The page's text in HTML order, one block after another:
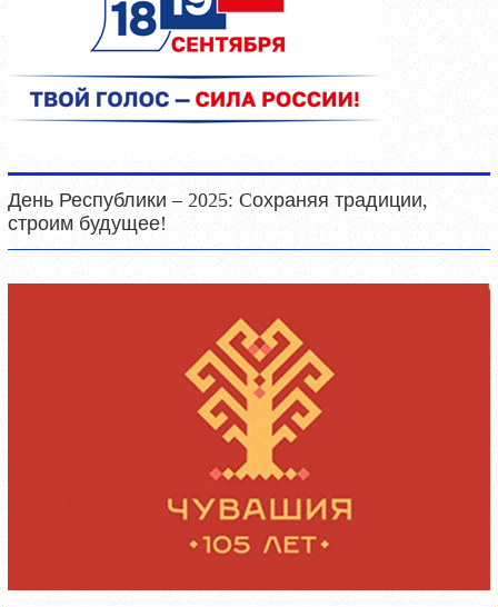
День Республики – 2025: Cохраняя традиции,
строим будущее!